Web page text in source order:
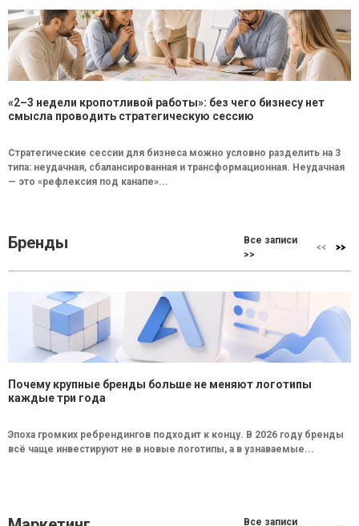
«2–3 недели кропотливой работы»: без чего бизнесу нет
смысла проводить стратегическую сессию
Стратегические сессии для бизнеса можно условно разделить на 3
типа: неудачная, сбалансированная и трансформационная. Неудачная
— это «рефлексия под канапе»...
Бренды
Все записи
>>
Почему крупные бренды больше не меняют логотипы
каждые три года
Эпоха громких ребрендингов подходит к концу. В 2026 году бренды
всё чаще инвестируют не в новые логотипы, а в узнаваемые...
Все записи